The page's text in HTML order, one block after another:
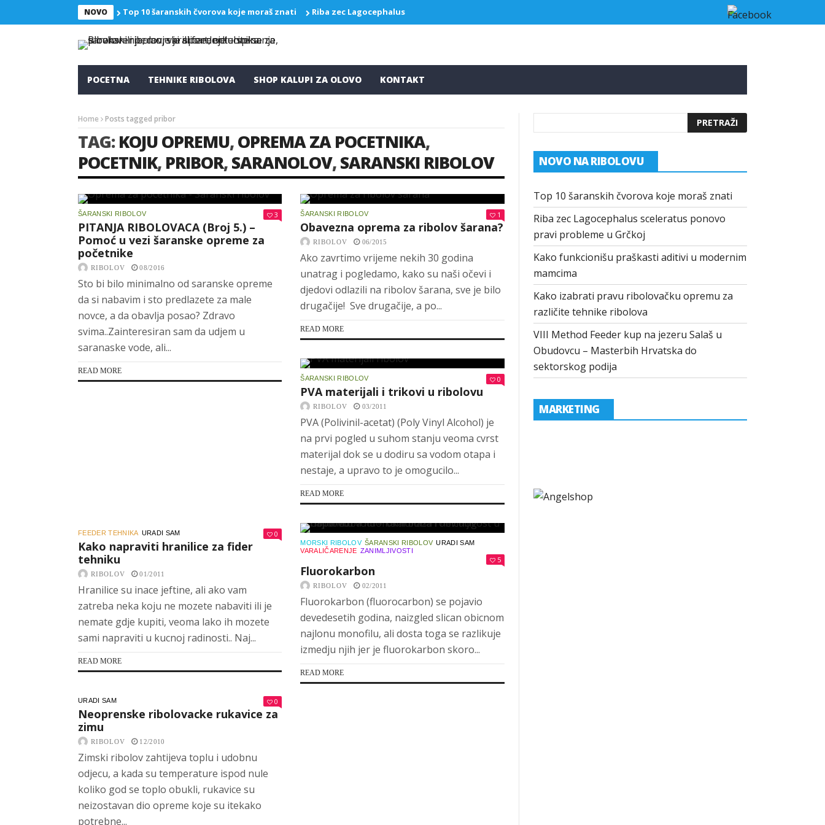
NOVO Top 10 šaranskih čvorova koje moraš znati Riba zec Lagocephalus sceleratus ponovo pravi probleme u Grčkoj Kako funkcionišu praškasti aditivi u modernim
POCETNA TEHNIKE RIBOLOVA SHOP KALUPI ZA OLOVO KONTAKT
Home Posts tagged pribor
TAG:KOJU OPREMU,OPREMA ZA POCETNIKA,
POCETNIK, PRIBOR,SARANOLOV,SARANSKI RIBOLOV
ŠARANSKI RIBOLOV 3
PITANJA RIBOLOVACA (Broj 5.) –
Pomoć u vezi šaranske opreme za
početnike
RIBOLOV 08/2016
Sto bi bilo minimalno od saranske opreme
da si nabavim i sto predlazete za male
novce, a da obavlja posao? Zdravo
svima..Zainteresiran sam da udjem u
saranaske vode, ali...
READ MORE
ŠARANSKI RIBOLOV 1
Obavezna oprema za ribolov šarana?
RIBOLOV 06/2015
Ako zavrtimo vrijeme nekih 30 godina
unatrag i pogledamo, kako su naši očevi i
djedovi odlazili na ribolov šarana, sve je bilo
drugačije! Sve drugačije, a po...
READ MORE
ŠARANSKI RIBOLOV 0
PVA materijali i trikovi u ribolovu
RIBOLOV 03/2011
PVA (Polivinil-acetat) (Poly Vinyl Alcohol) je
na prvi pogled u suhom stanju veoma cvrst
materijal dok se u dodiru sa vodom otapa i
nestaje, a upravo to je omogucilo...
READ MORE
MORSKI RIBOLOV ŠARANSKI RIBOLOV URADI SAM
VARALIČARENJE ZANIMLJIVOSTI
5
Fluorokarbon
RIBOLOV 02/2011
Fluorokarbon (fluorocarbon) se pojavio
devedesetih godina, naizgled slican obicnom
najlonu monofilu, ali dosta toga se razlikuje
izmedju njih jer je fluorokarbon skoro...
READ MORE
FEEDER TEHNIKA URADI SAM 0
Kako napraviti hranilice za fider
tehniku
RIBOLOV 01/2011
Hranilice su inace jeftine, ali ako vam
zatreba neka koju ne mozete nabaviti ili je
nemate gdje kupiti, veoma lako ih mozete
sami napraviti u kucnoj radinosti.. Naj...
READ MORE
URADI SAM 0
Neoprenske ribolovacke rukavice za
zimu
RIBOLOV 12/2010
Zimski ribolov zahtijeva toplu i udobnu
odjecu, a kada su temperature ispod nule
koliko god se toplo obukli, rukavice su
neizostavan dio opreme koje su itekako
potrebne...
NOVO NA RIBOLOVU
Top 10 šaranskih čvorova koje moraš znati
Riba zec Lagocephalus sceleratus ponovo
pravi probleme u Grčkoj
Kako funkcionišu praškasti aditivi u modernim
mamcima
Kako izabrati pravu ribolovačku opremu za
različite tehnike ribolova
VIII Method Feeder kup na jezeru Salaš u
Obudovcu – Masterbih Hrvatska do
sektorskog podija
MARKETING